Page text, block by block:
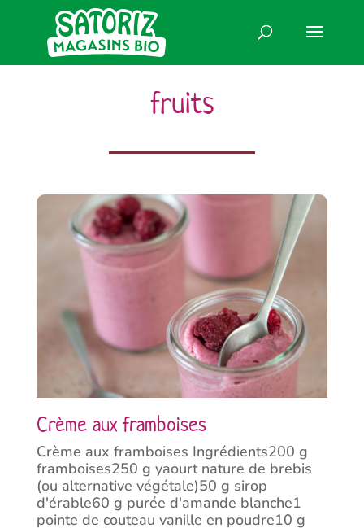
fruits
Crème aux framboises
Crème aux framboises Ingrédients200 g
framboises250 g yaourt nature de brebis
(ou alternative végétale)50 g sirop
d'érable60 g purée d'amande blanche1
pointe de couteau vanille en poudre10 g